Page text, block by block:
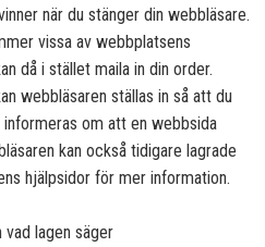
när du stänger din webbläsare.
vissa av webbplatsens
då i stället maila in din order.
webbläsaren ställas in så att du
om att en webbsida
kan också tidigare lagrade
hjälpsidor för mer information.
lagen säger